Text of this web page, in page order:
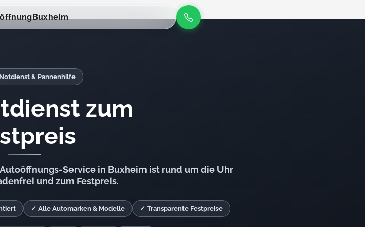
Buxheim
& Pannenhilfe
zum
Service in Buxheim ist rund um die Uhr
und zum Festpreis.
✓ Alle Automarken & Modelle ✓ Transparente Festpreise